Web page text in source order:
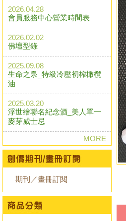
2026.04.28
會員服務中心營業時間表
2026.02.02
佛壇型錄
2025.09.08
生命之泉_特級冷壓初榨橄欖
油
2025.03.20
浮世繪聯名紀念酒_美人單一
麥芽威士忌
MORE
期刊／畫冊訂閱